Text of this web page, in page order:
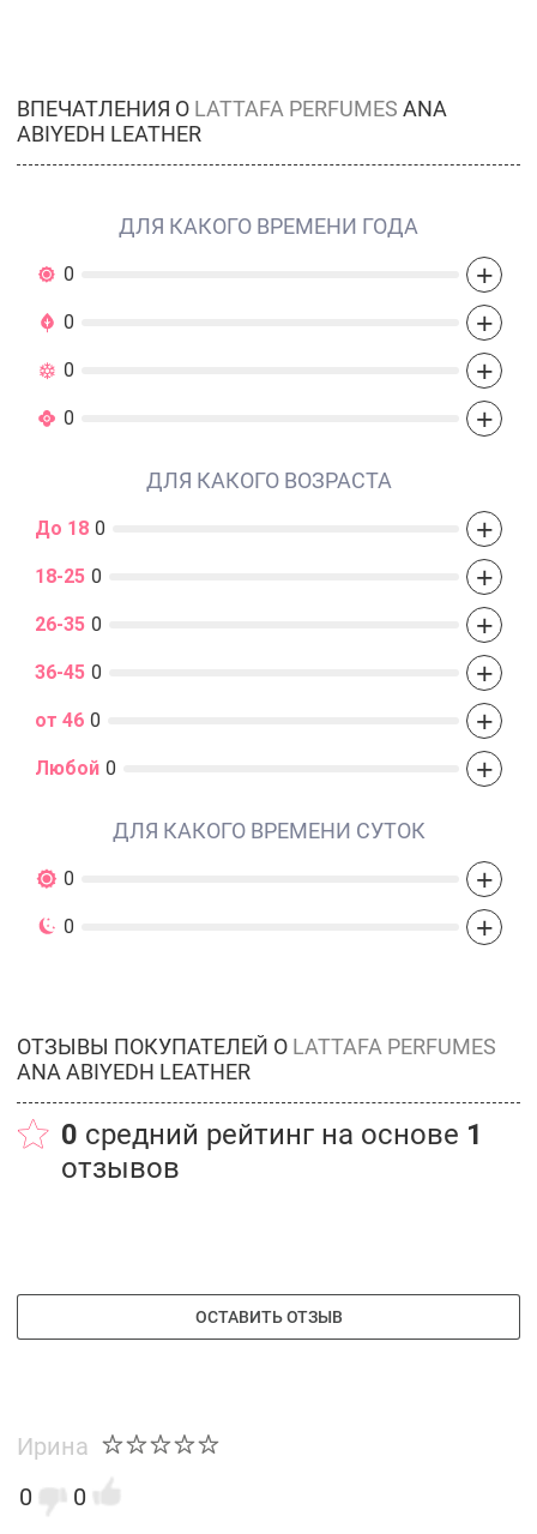
ВПЕЧАТЛЕНИЯ О LATTAFA PERFUMES ANA
ABIYEDH LEATHER
ДЛЯ КАКОГО ВРЕМЕНИ ГОДА
0 +
0 +
0 +
0 +
ДЛЯ КАКОГО ВОЗРАСТА
До 18 0 +
18-25 0 +
26-35 0 +
36-45 0 +
от 46 0 +
Любой 0 +
ДЛЯ КАКОГО ВРЕМЕНИ СУТОК
0 +
0 +
ОТЗЫВЫ ПОКУПАТЕЛЕЙ О LATTAFA PERFUMES
ANA ABIYEDH LEATHER
0 средний рейтинг на основе 1
отзывов
ОСТАВИТЬ ОТЗЫВ
Ирина
0
0